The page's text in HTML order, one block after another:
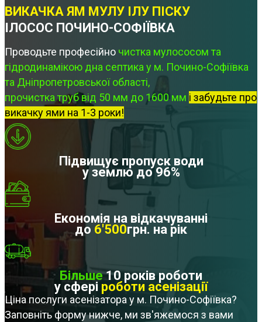
ВИКАЧКА ЯМ МУЛУ ІЛУ ПІСКУ
ІЛОСОС ПОЧИНО-СОФІЇВКА
Проводьте професійно чистка мулососом та
гідродинамікою дна септика у м. Почино-Софіївка
та Дніпропетровської області,
прочистка труб від 50 мм до 1600 мм і забудьте про
викачку ями на 1-3 роки!
Підвищує пропуск води
у землю до 96%
Економія на відкачуванні
до 6'500грн. на рік
Більше10 років роботи
у сфері роботи асенізації
Ціна послуги асенізатора у м. Почино-Софіївка?
Заповніть форму нижче, ми зв'яжемося з вами